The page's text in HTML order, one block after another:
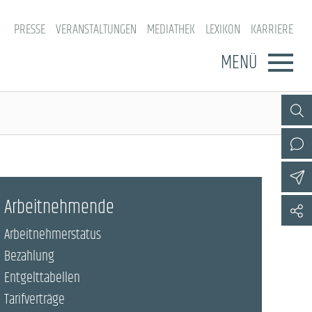
PRESSE VERANSTALTUNGEN MEDIATHEK LEXIKON KARRIERE
MENÜ
Arbeitnehmende
Arbeitnehmerstatus
Bezahlung
Entgelttabellen
Tarifverträge